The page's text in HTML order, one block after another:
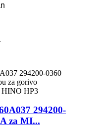
294200-
za MI...